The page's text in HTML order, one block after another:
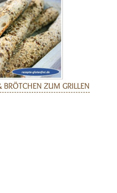
BRÖTCHEN ZUM GRILLEN